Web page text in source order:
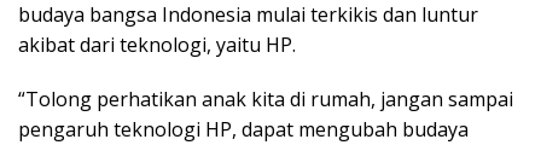
budaya bangsa Indonesia mulai terkikis dan luntur
akibat dari teknologi, yaitu HP.
“Tolong perhatikan anak kita di rumah, jangan sampai
pengaruh teknologi HP, dapat mengubah budaya